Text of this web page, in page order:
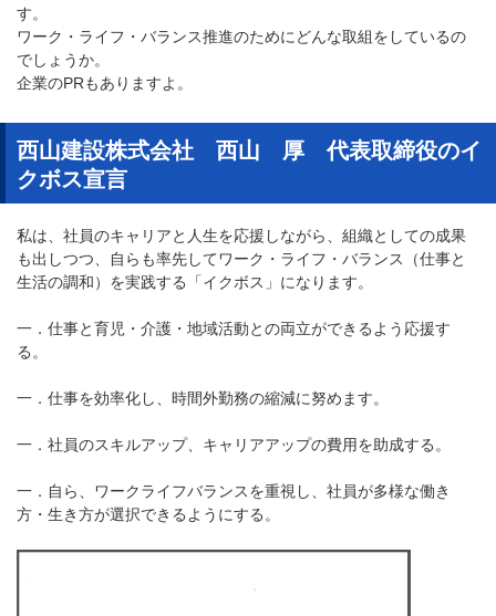
す。
ワーク・ライフ・バランス推進のためにどんな取組をしているの
でしょうか。
企業のPRもありますよ。
西山建設株式会社 西山 厚 代表取締役のイ
クボス宣言
私は、社員のキャリアと人生を応援しながら、組織としての成果
も出しつつ、自らも率先してワーク・ライフ・バランス（仕事と
生活の調和）を実践する「イクボス」になります。
一．仕事と育児・介護・地域活動との両立ができるよう応援す
る。
一．仕事を効率化し、時間外勤務の縮減に努めます。
一．社員のスキルアップ、キャリアアップの費用を助成する。
一．自ら、ワークライフバランスを重視し、社員が多様な働き
方・生き方が選択できるようにする。